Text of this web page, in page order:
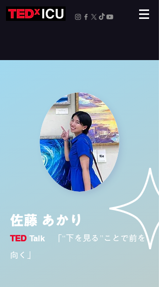
TED Talk
「“下を見る”ことで前を
向く」
佐藤 あかり